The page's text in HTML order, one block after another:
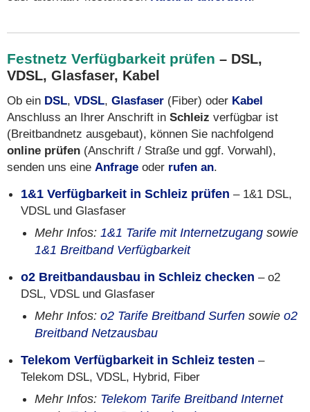
Festnetz Verfügbarkeit prüfen – DSL,
VDSL, Glasfaser, Kabel
Ob ein DSL, VDSL, Glasfaser (Fiber) oder Kabel
Anschluss an Ihrer Anschrift in Schleiz verfügbar ist
(Breitbandnetz ausgebaut), können Sie nachfolgend
online prüfen (Anschrift / Straße und ggf. Vorwahl),
senden uns eine Anfrage oder rufen an.
1&1 Verfügbarkeit in Schleiz prüfen – 1&1 DSL,
VDSL und Glasfaser
Mehr Infos: 1&1 Tarife mit Internetzugang sowie
1&1 Breitband Verfügbarkeit
o2 Breitbandausbau in Schleiz checken – o2
DSL, VDSL und Glasfaser
Mehr Infos: o2 Tarife Breitband Surfen sowie o2
Breitband Netzausbau
Telekom Verfügbarkeit in Schleiz testen –
Telekom DSL, VDSL, Hybrid, Fiber
Mehr Infos: Telekom Tarife Breitband Internet